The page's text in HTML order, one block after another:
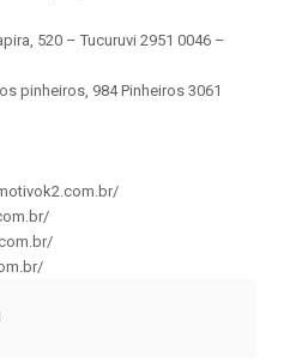
520 – Tucuruvi 2951 0046 –
pinheiros, 984 Pinheiros 3061